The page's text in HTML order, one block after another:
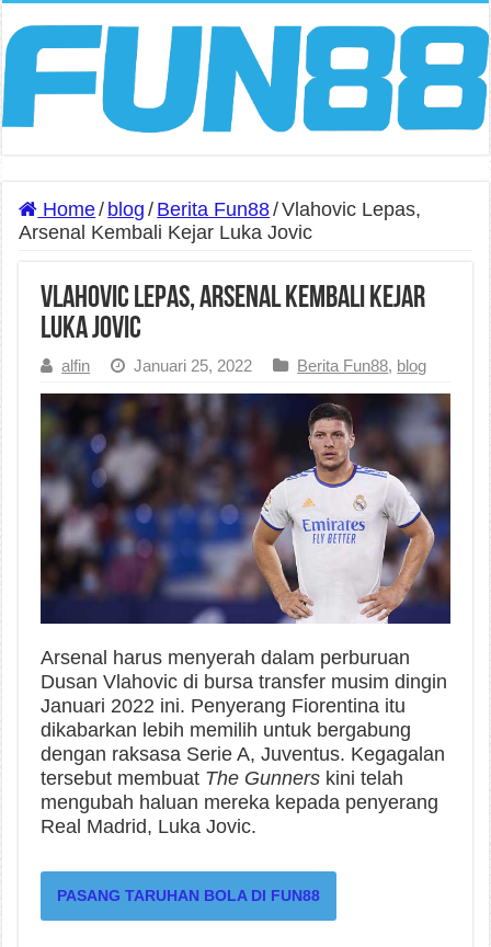
Home/ blog / Berita Fun88/Vlahovic Lepas,
Arsenal Kembali Kejar Luka Jovic
Vlahovic Lepas, Arsenal Kembali Kejar
Luka Jovic
alfin Januari 25, 2022 Berita Fun88, blog
Arsenal harus menyerah dalam perburuan
Dusan Vlahovic di bursa transfer musim dingin
Januari 2022 ini. Penyerang Fiorentina itu
dikabarkan lebih memilih untuk bergabung
dengan raksasa Serie A, Juventus. Kegagalan
tersebut membuat The Gunners kini telah
mengubah haluan mereka kepada penyerang
Real Madrid, Luka Jovic.
PASANG TARUHAN BOLA DI FUN88